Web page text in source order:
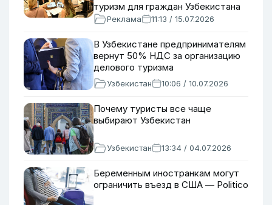
туризм для граждан Узбекистана
Реклама 11:13 / 15.07.2026
В Узбекистане предпринимателям
вернут 50% НДС за организацию
делового туризма
Узбекистан 10:06 / 10.07.2026
Почему туристы все чаще
выбирают Узбекистан
Узбекистан 13:34 / 04.07.2026
Беременным иностранкам могут
ограничить въезд в США — Politico